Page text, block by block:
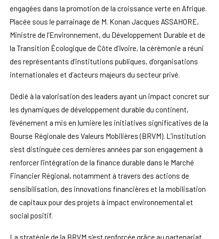
engagées dans la promotion de la croissance verte en Afrique.
Placée sous le parrainage de M. Konan Jacques ASSAHORE,
Ministre de l’Environnement, du Développement Durable et de
la Transition Écologique de Côte d’Ivoire, la cérémonie a réuni
des représentants d’institutions publiques, d’organisations
internationales et d’acteurs majeurs du secteur privé.
Dédié à la valorisation des leaders ayant un impact concret sur
les dynamiques de développement durable du continent,
l’événement a mis en lumière les initiatives significatives de la
Bourse Régionale des Valeurs Mobilières (BRVM). L’institution
s’est distinguée ces dernières années par son engagement à
renforcer l’intégration de la finance durable dans le Marché
Financier Régional, notamment à travers des actions de
sensibilisation, des innovations financières et la mobilisation
de capitaux pour des projets à impact environnemental et
social positif.
La stratégie de la BRVM s’est renforcée grâce au partenariat